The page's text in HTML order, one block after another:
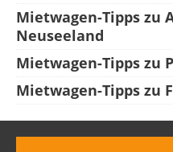
Mietwagen-Tipps zu
Neuseeland
Mietwagen-Tipps zu
Mietwagen-Tipps zu